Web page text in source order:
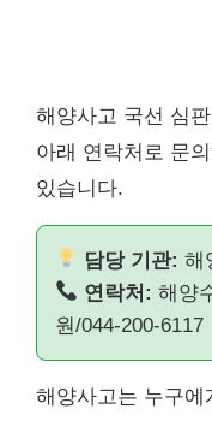
해양사고 국선 심
아래 연락처로 문
있습니다.
담당 기관: 해
연락처: 해양
원/044-200-6117
해양사고는 누구